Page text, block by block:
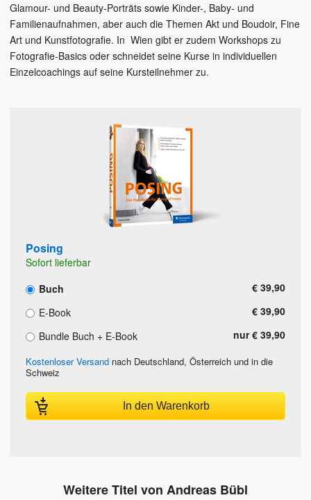
Glamour- und Beauty-Porträts sowie Kinder-, Baby- und
Familienaufnahmen, aber auch die Themen Akt und Boudoir, Fine
Art und Kunstfotografie. In Wien gibt er zudem Workshops zu
Fotografie-Basics oder schneidet seine Kurse in individuellen
Einzelcoachings auf seine Kursteilnehmer zu.
Posing
Sofort lieferbar
Buch
€ 39,90
E-Book
€ 39,90
Bundle Buch + E-Book
nur € 39,90
Kostenloser Versand nach Deutschland, Österreich und in die
Schweiz
In den Warenkorb
Weitere Titel von Andreas Bübl